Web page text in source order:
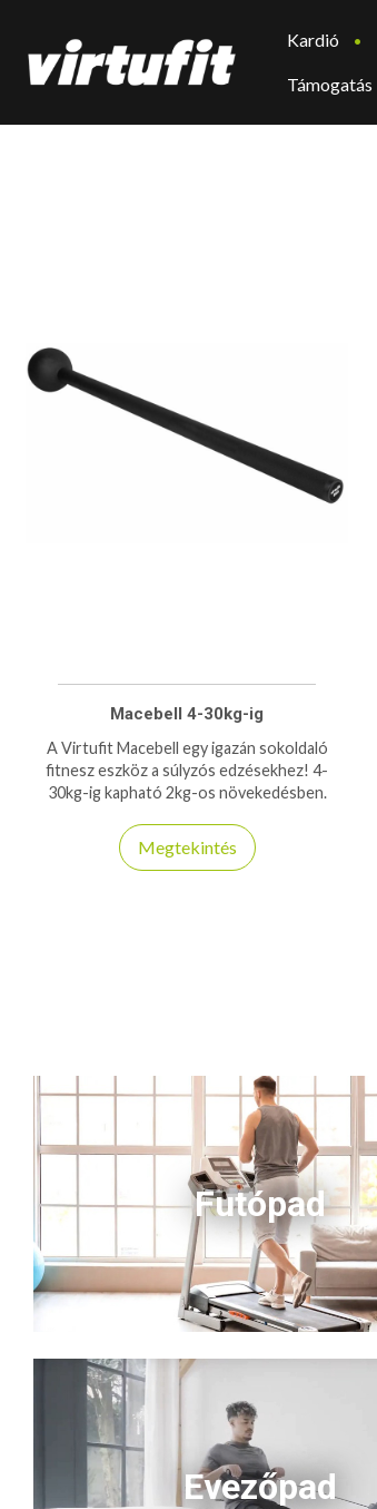
Kardió
Támogatás
Macebell 4-30kg-ig
A Virtufit Macebell egy igazán sokoldaló
fitnesz eszköz a súlyzós edzésekhez! 4-
30kg-ig kapható 2kg-os növekedésben.
Megtekintés
Futópad
Evezőpad